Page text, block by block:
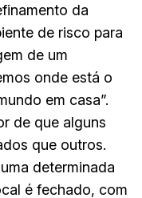
da
de risco para
de um
onde está o
em casa”.
de que alguns
que outros.
determinada
é fechado, com